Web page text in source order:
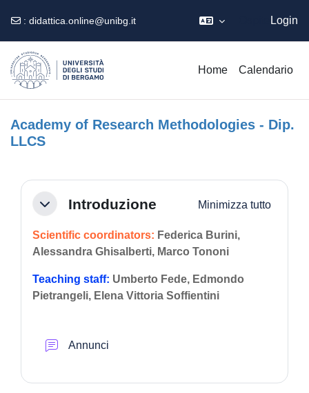
: didattica.online@unibg.it Login
Home Calendario
Academy of Research Methodologies - Dip.
LLCS
Schema della sezione
MinimizzaIntroduzione Minimizza tutto
Scientific coordinators: Federica Burini,
Alessandra Ghisalberti, Marco Tononi
Teaching staff: Umberto Fede, Edmondo
Pietrangeli, Elena Vittoria Soffientini
Annunci